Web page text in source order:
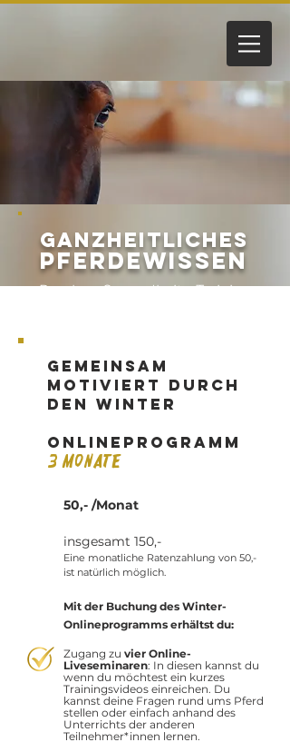
GANZHEITLICHES
PFERDEWISSEN
Psyche -Gesundheit - Training
So funktioniert´s!
Gemeinsam
motiviert durch
den Winter
Onlineprogramm
3 Monate
50,- /Monat
insgesamt 150,-​
Eine monatliche Ratenzahlung von 50,-
ist natürlich möglich.
Mit der Buchung des Winter-
Onlineprogramms erhältst du:
Zugang zu vier Online-
Liveseminaren: In diesen kannst du
wenn du möchtest ein kurzes
Trainingsvideos einreichen. Du
kannst deine Fragen rund ums Pferd
stellen oder einfach anhand des
Unterrichts der anderen
Teilnehmer*innen lernen.